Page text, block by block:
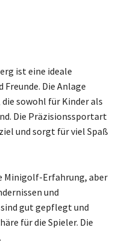
ist eine ideale
Die Anlage
sowohl für Kinder als
Die Präzisionssportart
und sorgt für viel Spaß
Minigolf-Erfahrung, aber
und
gut gepflegt und
für die Spieler. Die